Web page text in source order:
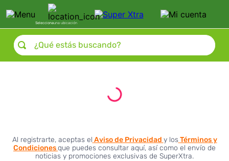
Seleccionauna ubicación
¿Qué estás buscando?
Al registrarte, aceptas el Aviso de Privacidad y los Términos y
Condicionesque puedes consultar aquí, así como el envío de
noticias y promociones exclusivas de SuperXtra.